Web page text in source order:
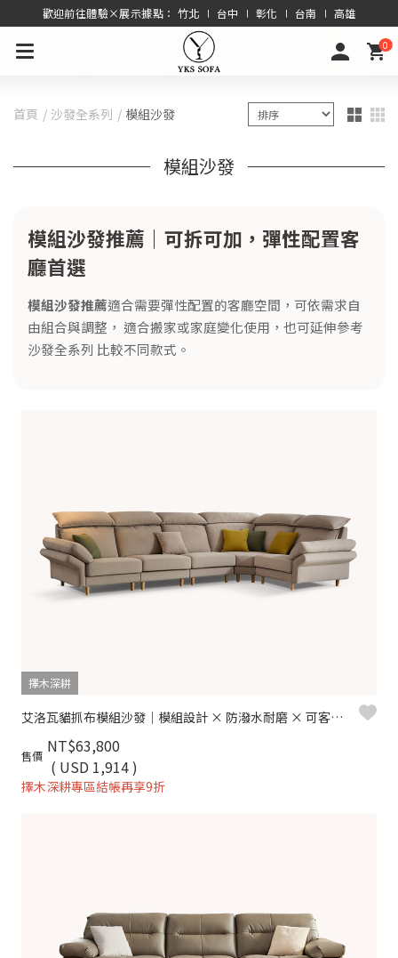
歡迎前往體驗×展示據點： 竹北 ∣ 台中 ∣ 彰化 ∣ 台南 ∣ 高雄
0
首頁 沙發全系列 模組沙發
模組沙發
模組沙發推薦｜可拆可加，彈性配置客
廳首選
模組沙發推薦適合需要彈性配置的客廳空間，可依需求自
由組合與調整， 適合搬家或家庭變化使用，也可延伸參考
沙發全系列 比較不同款式。
擇木深耕
艾洛瓦貓抓布模組沙發｜模組設計 × 防潑水耐磨 × 可客製尺寸 – 擇木深耕
售價 NT$63,800
( USD 1,914 )
擇木深耕專區結帳再享9折